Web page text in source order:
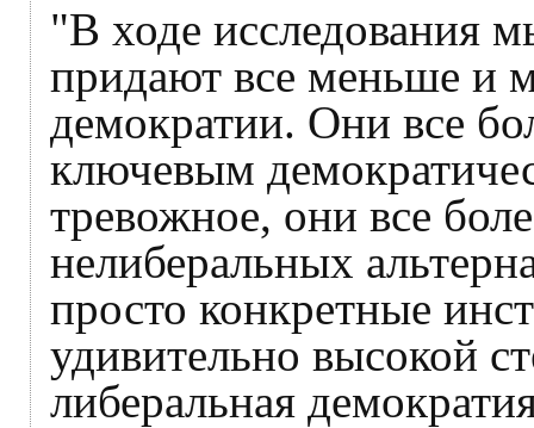
"В ходе исследования
придают все меньше и
демократии. Они все
ключевым
тревожное, они все
нелиберальных
просто конкретные
удивительно высокой
либеральная